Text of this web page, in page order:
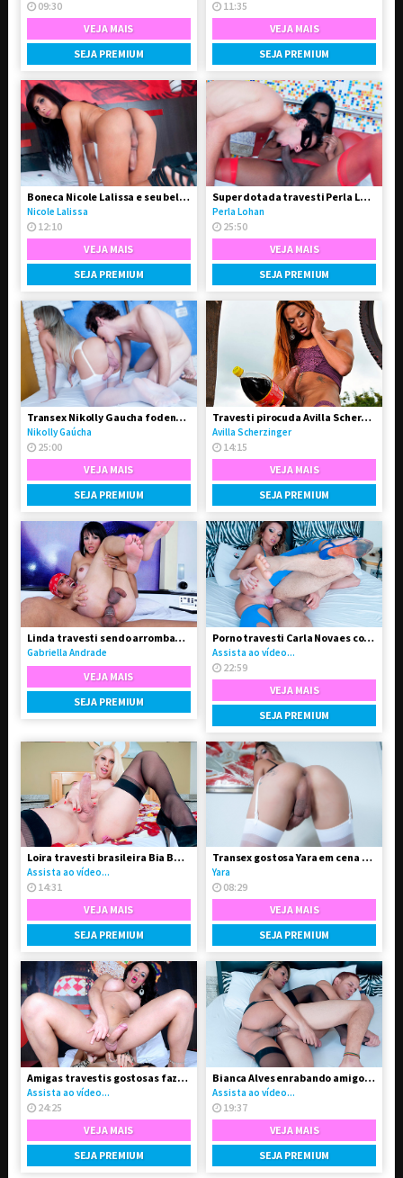
09:30
VEJA MAIS
SEJA PREMIUM
11:35
VEJA MAIS
SEJA PREMIUM
Boneca Nicole Lalissa e seu belo e grande dote
Nicole Lalissa
12:10
VEJA MAIS
SEJA PREMIUM
Super dotada travesti Perla Lohan fodeu o garotão
Perla Lohan
25:50
VEJA MAIS
SEJA PREMIUM
Transex Nikolly Gaucha fodendo o boy Marquinhos
Nikolly Gaúcha
25:00
VEJA MAIS
SEJA PREMIUM
Travesti pirocuda Avilla Scherzinger
Avilla Scherzinger
14:15
VEJA MAIS
SEJA PREMIUM
Linda travesti sendo arrombada pelo seu Boy
Gabriella Andrade
VEJA MAIS
SEJA PREMIUM
Porno travesti Carla Novaes comendo homem
Assista ao vídeo...
22:59
VEJA MAIS
SEJA PREMIUM
Loira travesti brasileira Bia Bastos pelada
Assista ao vídeo...
14:31
VEJA MAIS
SEJA PREMIUM
Transex gostosa Yara em cena solo
Yara
08:29
VEJA MAIS
SEJA PREMIUM
Amigas travestis gostosas fazendo troca-troca
Assista ao vídeo...
24:25
VEJA MAIS
SEJA PREMIUM
Bianca Alves enrabando amigo gay
Assista ao vídeo...
19:37
VEJA MAIS
SEJA PREMIUM